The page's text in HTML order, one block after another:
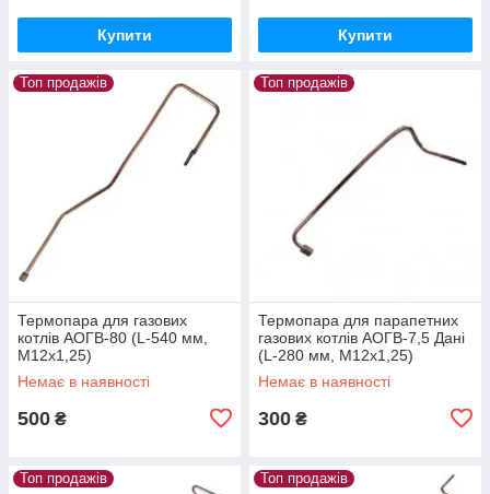
Купити Купити
Топ продажів
Термопара для газових
котлів АОГВ-80 (L-540 мм,
М12х1,25)
Немає в наявності
500 ₴
Топ продажів
Термопара для парапетних
газових котлів АОГВ-7,5 Дані
(L-280 мм, М12х1,25)
Немає в наявності
300 ₴
Топ продажів Топ продажів